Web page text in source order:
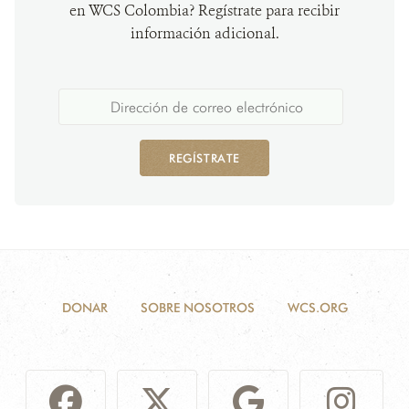
en WCS Colombia? Regístrate para recibir
información adicional.
REGÍSTRATE
DONAR SOBRE NOSOTROS WCS.ORG